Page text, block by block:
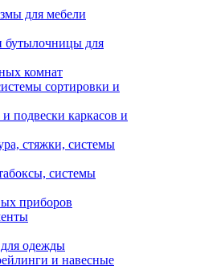
для мебели
бутылочницы для
комнат
сортировки и
подвески каркасов и
стяжки, системы
системы
приборов
одежды
и навесные